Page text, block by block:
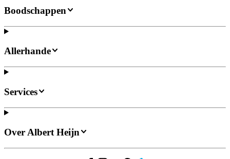
Boodschappen
Allerhande
Services
Over Albert Heijn